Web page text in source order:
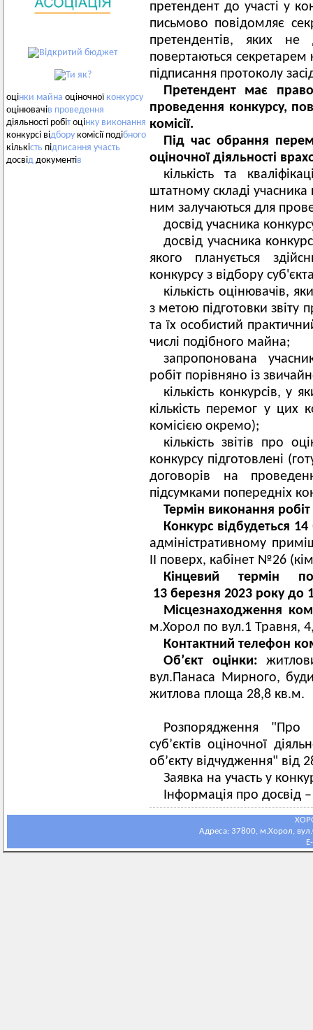
оцінки майна оціночної конкурсу
оцінювачів проведення
діяльності робітоцінку виконання
конкурсі відбору комісії подібного
кількість підписання участь
досвід документів
претендент до участі у
письмово повідомляє
претендентів, яких
повертаються секретарем
підписання протоколу
Претендент має
проведення конкурсу,
комісії.
Під час обрання
оціночної діяльності
кількість та
штатному складі
ним залучаються для
досвід учасника
досвід учасника
якого планується
конкурсу з відбору
кількість оцінювачів,
з метою підготовки звіту
та їх особистий
числі подібного майна;
запропонована
робіт порівняно із
кількість конкурсів, у
кількість перемог у цих
комісією окремо);
кількість звітів про
конкурсу підготовлені
договорів на
підсумками попередніх
Термін виконання робіт
Конкурс відбудеться 14
адміністративному
ІІ поверх, кабінет №26
Кінцевий термін
13 березня 2023 року до
Місцезнаходження
м.Хорол по вул.1 Травня,
Контактний телефон
Об’єкт оцінки:
вул.Панаса Мирного,
житлова площа 28,8 кв.м.
Розпорядження "Про
суб’єктів оціночної
об’єкту відчудження"
Заявка на участь у
Інформація про досвід
Адреса: 37800, м.Хорол,